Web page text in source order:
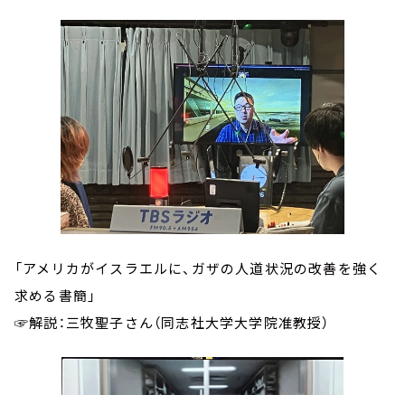
「アメリカがイスラエルに、ガザの人道状況の改善を強く
求める書簡」
☞解説：三牧聖子さん（同志社大学大学院准教授）